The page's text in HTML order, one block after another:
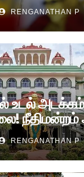
RENGANATHAN P
உடல்
நீதிமன்றம்
RENGANATHAN P